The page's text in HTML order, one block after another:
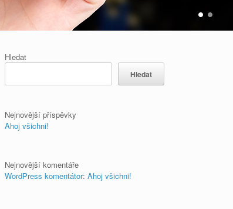
Hledat
Hledat
Nejnovější příspěvky
Ahoj všichni!
Nejnovější komentáře
WordPress komentátor:Ahoj všichni!